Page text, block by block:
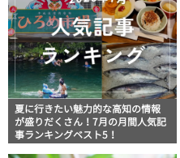
夏に行きたい魅力的な高知の情報
が盛りだくさん！7月の月間人気記
事ランキングベスト5！